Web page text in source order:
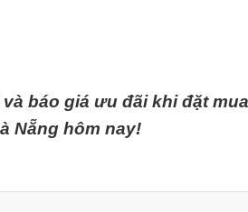
báo giá ưu đãi khi đặt
Nẵng hôm nay!